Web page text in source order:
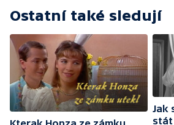
Ostatní také sledují
Jak
stát